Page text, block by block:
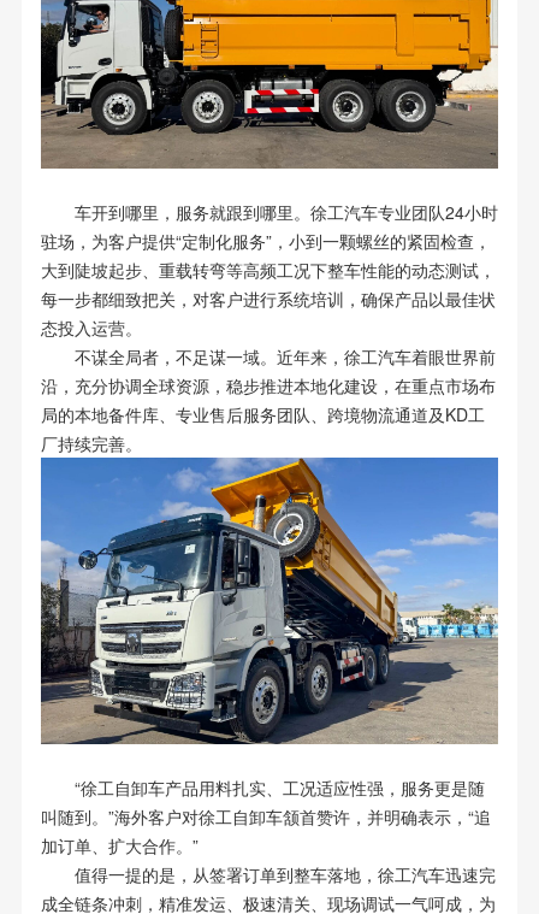
车开到哪里，服务就跟到哪里。徐工汽车专业团队24小时
驻场，为客户提供“定制化服务”，小到一颗螺丝的紧固检查，
大到陡坡起步、重载转弯等高频工况下整车性能的动态测试，
每一步都细致把关，对客户进行系统培训，确保产品以最佳状
态投入运营。
不谋全局者，不足谋一域。近年来，徐工汽车着眼世界前
沿，充分协调全球资源，稳步推进本地化建设，在重点市场布
局的本地备件库、专业售后服务团队、跨境物流通道及KD工
厂持续完善。
“徐工自卸车产品用料扎实、工况适应性强，服务更是随
叫随到。”海外客户对徐工自卸车颔首赞许，并明确表示，“追
加订单、扩大合作。”
值得一提的是，从签署订单到整车落地，徐工汽车迅速完
成全链条冲刺，精准发运、极速清关、现场调试一气呵成，为